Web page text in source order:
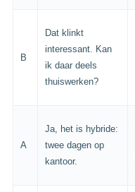
B
Dat klinkt
interessant. Kan
ik daar deels
thuiswerken?
A
Ja, het is hybride:
twee dagen op
kantoor.